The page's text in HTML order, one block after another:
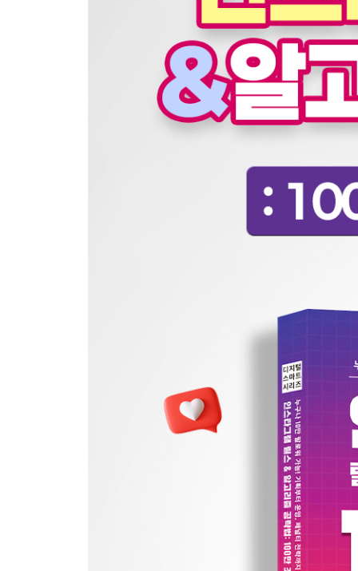
2. 허수 팔로워의 명암
3. 개인화 개념과 얼굴 공개
4. 외부 커뮤니티에서 홍보되기
5. 소통의 대표 주자, 댓글 활용 전략
6. 인스타그램 DM 활용법